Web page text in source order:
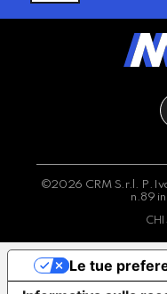
©2026 CRM S.r.l.
n.89
CHI
Le tue